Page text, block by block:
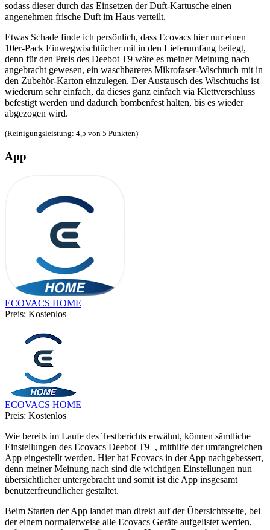
sodass dieser durch das Einsetzen der Duft-Kartusche einen
angenehmen frische Duft im Haus verteilt.
Etwas Schade finde ich persönlich, dass Ecovacs hier nur einen
10er-Pack Einwegwischtücher mit in den Lieferumfang beilegt,
denn für den Preis des Deebot T9 wäre es meiner Meinung nach
angebracht gewesen, ein waschbareres Mikrofaser-Wischtuch mit in
den Zubehör-Karton einzulegen. Der Austausch des Wischtuchs ist
wiederum sehr einfach, da dieses ganz einfach via Klettverschluss
befestigt werden und dadurch bombenfest halten, bis es wieder
abgezogen wird.
(Reinigungsleistung: 4,5 von 5 Punkten)
App
ECOVACS HOME
Preis: Kostenlos
ECOVACS HOME
Preis: Kostenlos
Wie bereits im Laufe des Testberichts erwähnt, können sämtliche
Einstellungen des Ecovacs Deebot T9+, mithilfe der umfangreichen
App eingestellt werden. Hier hat Ecovacs in der App nachgebessert,
denn meiner Meinung nach sind die wichtigen Einstellungen nun
übersichtlicher untergebracht und somit ist die App insgesamt
benutzerfreundlicher gestaltet.
Beim Starten der App landet man direkt auf der Übersichtsseite, bei
der einem normalerweise alle Ecovacs Geräte aufgelistet werden,